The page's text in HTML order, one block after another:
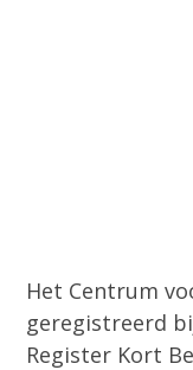
Het Centrum
geregistreerd
Register Kort